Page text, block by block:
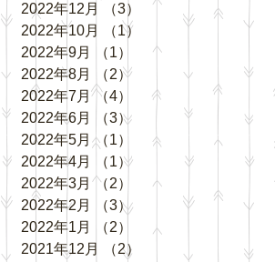
2022年12月
（3）
3件の記事
2022年10月
（1）
1件の記事
2022年9月
（1）
1件の記事
2022年8月
（2） 2件の記事
2022年7月 （4）
4件の記事
2022年6月
（3） 3件の記事
2022年5月 （1）
1件の記事
2022年4月
（1）1件の記事
2022年3月 （2）
2件の記事
2022年2月
（3）3件の記事
2022年1月
（2）
2件の記事
2021年12月
（2）